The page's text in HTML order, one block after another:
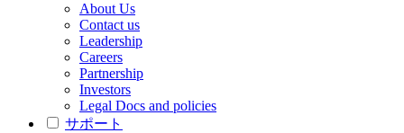
About Us
Contact us
Leadership
Careers
Partnership
Investors
Legal Docs and policies
サポート